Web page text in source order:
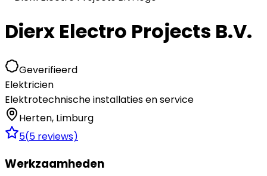
Dierx Electro Projects B.V.
Geverifieerd
Elektricien
Elektrotechnische installaties en service
Herten, Limburg
5(5 reviews)
Werkzaamheden